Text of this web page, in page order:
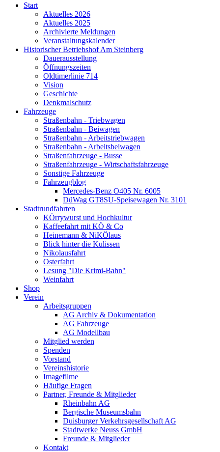
Start
Aktuelles 2026
Aktuelles 2025
Archivierte Meldungen
Veranstaltungskalender
Historischer Betriebshof Am Steinberg
Dauerausstellung
Öffnungszeiten
Oldtimerlinie 714
Vision
Geschichte
Denkmalschutz
Fahrzeuge
Straßenbahn - Triebwagen
Straßenbahn - Beiwagen
Straßenbahn - Arbeitstriebwagen
Straßenbahn - Arbeitsbeiwagen
Straßenfahrzeuge - Busse
Straßenfahrzeuge - Wirtschaftsfahrzeuge
Sonstige Fahrzeuge
Fahrzeugblog
Mercedes-Benz O405 Nr. 6005
DüWag GT8SU-Speisewagen Nr. 3101
Stadtrundfahrten
KÖrrywurst und Hochkultur
Kaffeefahrt mit KÖ & Co
Heinemann & NiKÖlaus
Blick hinter die Kulissen
Nikolausfahrt
Osterfahrt
Lesung "Die Krimi-Bahn"
Weinfahrt
Shop
Verein
Arbeitsgruppen
AG Archiv & Dokumentation
AG Fahrzeuge
AG Modellbau
Mitglied werden
Spenden
Vorstand
Vereinshistorie
Imagefilme
Häufige Fragen
Partner, Freunde & Mitglieder
Rheinbahn AG
Bergische Museumsbahn
Duisburger Verkehrsgesellschaft AG
Stadtwerke Neuss GmbH
Freunde & Mitglieder
Kontakt